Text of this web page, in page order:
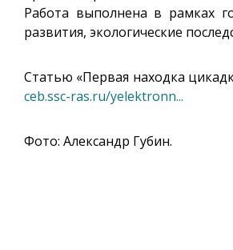
Работа выполнена в рамках
развития, экологические
Статью «Первая находка
ceb.ssc-ras.ru/yelektronn...
Фото: Александр Губин.